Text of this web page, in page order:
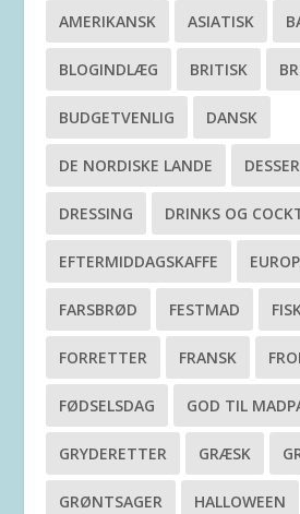
AMERIKANSK ASIATISK
BLOGINDLÆG BRITISK
BUDGETVENLIG DANSK
DE NORDISKE LANDE
DRESSING DRINKS OG
EFTERMIDDAGSKAFFE
FARSBRØD FESTMAD
FORRETTER FRANSK
FØDSELSDAG GOD TIL
GRYDERETTER GRÆSK
GRØNTSAGER HALLOWEEN